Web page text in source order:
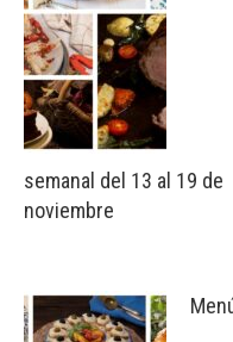
semanal del 13 al 19 de
noviembre